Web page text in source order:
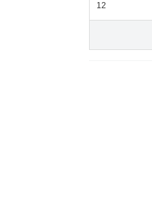
12